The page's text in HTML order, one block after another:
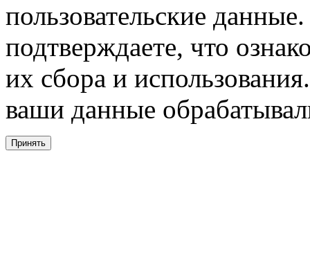
пользовательские
подтверждаете, что
их сбора и
ваши данные
Принять